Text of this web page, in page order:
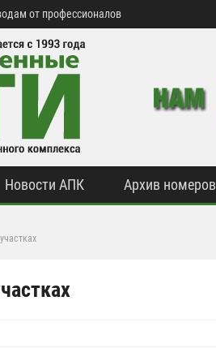
от профессионалов
Новости АПК Архив номеров